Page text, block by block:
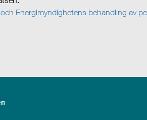
Energimyndighetens behandling av